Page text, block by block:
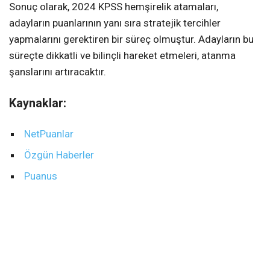
Sonuç olarak, 2024 KPSS hemşirelik atamaları,
adayların puanlarının yanı sıra stratejik tercihler
yapmalarını gerektiren bir süreç olmuştur. Adayların bu
süreçte dikkatli ve bilinçli hareket etmeleri, atanma
şanslarını artıracaktır.
Kaynaklar:
NetPuanlar
Özgün Haberler
Puanus